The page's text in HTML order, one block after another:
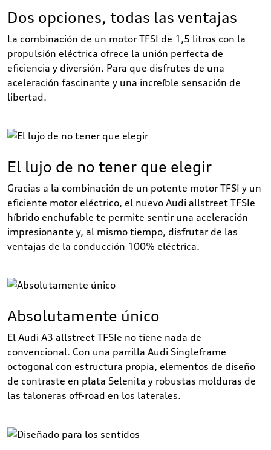
Dos opciones, todas las ventajas
La combinación de un motor TFSI de 1,5 litros con la
propulsión eléctrica ofrece la unión perfecta de
eficiencia y diversión. Para que disfrutes de una
aceleración fascinante y una increíble sensación de
libertad.
El lujo de no tener que elegir
Gracias a la combinación de un potente motor TFSI y un
eficiente motor eléctrico, el nuevo Audi allstreet TFSIe
híbrido enchufable te permite sentir una aceleración
impresionante y, al mismo tiempo, disfrutar de las
ventajas de la conducción 100% eléctrica.
Absolutamente único
El Audi A3 allstreet TFSIe no tiene nada de
convencional. Con una parrilla Audi Singleframe
octogonal con estructura propia, elementos de diseño
de contraste en plata Selenita y robustas molduras de
las taloneras off-road en los laterales.